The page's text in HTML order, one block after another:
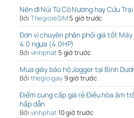
Nên đi Núi Tứ Cô Nương hay Cửu
Bởi ThegioieSIM 5 giờ trước
Đơn vị chuyên phân phối giá tốt Máy
4.0 ngựa (4.0HP)
Bởi vinhphat 5 giờ trước
Mua giày bảo hộ Jogger tại Bình
Bởi thegioigay9 giờ trước
Điểm cung cấp giá rẻ Điều hòa âm
hấp dẫn
Bởi vinhphat10 giờ trước